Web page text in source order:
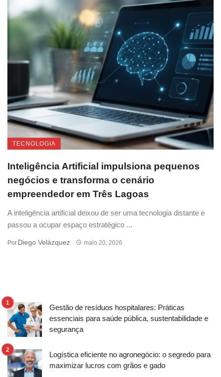
TECNOLOGIA
Inteligência Artificial impulsiona pequenos
negócios e transforma o cenário
empreendedor em Três Lagoas
A inteligência artificial deixou de ser uma tecnologia distante e
passou a ocupar espaço estratégico ...
Por Diego Velázquez maio 20, 2026
Gestão de resíduos hospitalares: Práticas
essenciais para saúde pública, sustentabilidade e
segurança
Logística eficiente no agronegócio: o segredo para
maximizar lucros com grãos e gado